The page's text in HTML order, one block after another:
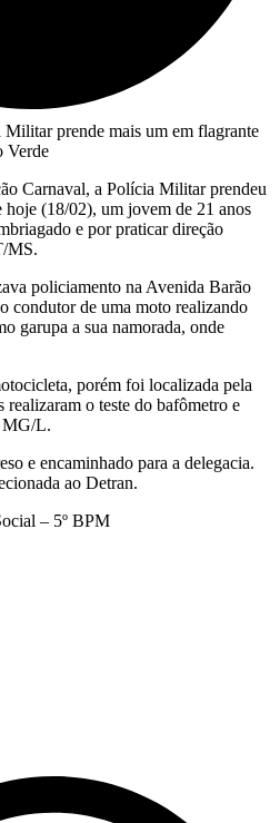
Carnaval, a Polícia Militar prendeu
hoje (18/02), um jovem de 21 anos
e por praticar direção
MS.
policiamento na Avenida Barão
condutor de uma moto realizando
garupa a sua namorada, onde
porém foi localizada pela
o teste do bafômetro e
MG/L.
e encaminhado para a delegacia.
ao Detran.
– 5º BPM